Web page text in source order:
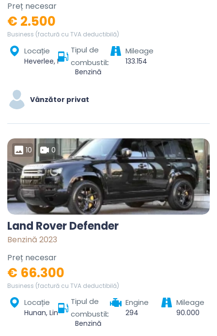
Preț necesar
€ 2.500
Business (factură cu TVA deductibilă)
Locație
Heverlee, Leuven, Vlaams-Brabant, Vlaanderen, 3001, België
Tipul de
combustibil
Benzină
Mileage
133.154
Vânzător privat
10 0
Land Rover Defender
Benzină 2023
Preț necesar
€ 66.300
Business (factură cu TVA deductibilă)
Locație
Hunan, Linchuan District, Fuzhou City, Jiangxi, China
Tipul de
combustibil
Benzină
Engine
294
Mileage
90.000